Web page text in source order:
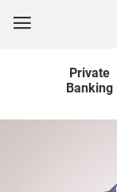
Private
Banking